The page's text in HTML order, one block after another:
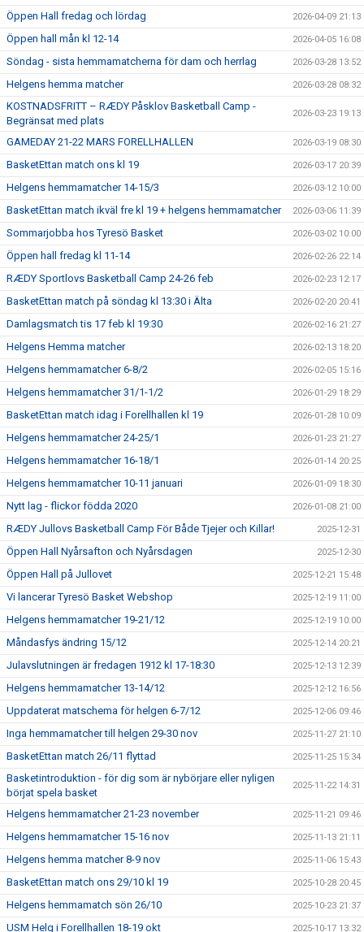
Öppen Hall fredag och lördag 2026-04-09 21:13
Öppen hall mån kl 12-14 2026-04-05 16:08
Söndag - sista hemmamatcherna för dam och herrlag 2026-03-28 13:52
Helgens hemma matcher 2026-03-28 08:32
KOSTNADSFRITT – RÆDY Påsklov Basketball Camp -
Begränsat med plats
2026-03-23 19:13
GAMEDAY 21-22 MARS FORELLHALLEN 2026-03-19 08:30
BasketEttan match ons kl 19 2026-03-17 20:39
Helgens hemmamatcher 14-15/3 2026-03-12 10:00
BasketEttan match ikväl fre kl 19 + helgens hemmamatcher 2026-03-06 11:39
Sommarjobba hos Tyresö Basket 2026-03-02 10:00
Öppen hall fredag kl 11-14 2026-02-26 22:14
RÆDY Sportlovs Basketball Camp 24-26 feb 2026-02-23 12:17
BasketEttan match på söndag kl 13:30 i Älta 2026-02-20 20:41
Damlagsmatch tis 17 feb kl 19:30 2026-02-16 21:27
Helgens Hemma matcher 2026-02-13 18:20
Helgens hemmamatcher 6-8/2 2026-02-05 15:16
Helgens hemmamatcher 31/1-1/2 2026-01-29 18:29
BasketEttan match idag i Forellhallen kl 19 2026-01-28 10:09
Helgens hemmamatcher 24-25/1 2026-01-23 21:27
Helgens hemmamatcher 16-18/1 2026-01-14 20:25
Helgens hemmamatcher 10-11 januari 2026-01-09 18:30
Nytt lag - flickor födda 2020 2026-01-08 21:00
RÆDY Jullovs Basketball Camp För Både Tjejer och Killar! 2025-12-31
Öppen Hall Nyårsafton och Nyårsdagen 2025-12-30
Öppen Hall på Jullovet 2025-12-21 15:48
Vi lancerar Tyresö Basket Webshop 2025-12-19 11:00
Helgens hemmamatcher 19-21/12 2025-12-19 10:00
Måndasfys ändring 15/12 2025-12-14 20:21
Julavslutningen är fredagen 1912 kl 17-18:30 2025-12-13 12:39
Helgens hemmamatcher 13-14/12 2025-12-12 16:56
Uppdaterat matschema för helgen 6-7/12 2025-12-06 09:46
Inga hemmamatcher till helgen 29-30 nov 2025-11-27 21:10
BasketEttan match 26/11 flyttad 2025-11-25 15:34
Basketintroduktion - för dig som är nybörjare eller nyligen
börjat spela basket
2025-11-22 14:31
Helgens hemmamatcher 21-23 november 2025-11-21 09:46
Helgens hemmamatcher 15-16 nov 2025-11-13 21:11
Helgens hemma matcher 8-9 nov 2025-11-06 15:43
BasketEttan match ons 29/10 kl 19 2025-10-28 20:45
Helgens hemmamatch sön 26/10 2025-10-23 21:37
USM Helg i Forellhallen 18-19 okt 2025-10-17 13:32